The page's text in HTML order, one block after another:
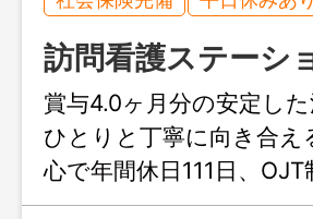
訪問看護ステーシ
賞与4.0ヶ月分の安定し
ひとりと丁寧に向き合え
心で年間休日111日、
経験の方やブランクの